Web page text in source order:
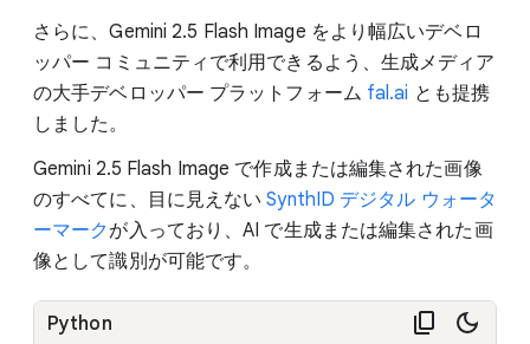
さらに、Gemini 2.5 Flash Image をより幅広いデベロ
ッパー コミュニティで利用できるよう、生成メディア
の大手デベロッパー プラットフォーム fal.ai とも提携
しました。
Gemini 2.5 Flash Image で作成または編集された画像
のすべてに、目に見えないSynthID デジタル ウォータ
ーマークが入っており、AI で生成または編集された画
像として識別が可能です。
Python